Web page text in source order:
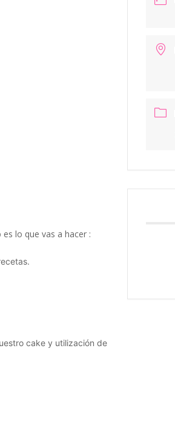
lo que vas a hacer :
cake y utilización de